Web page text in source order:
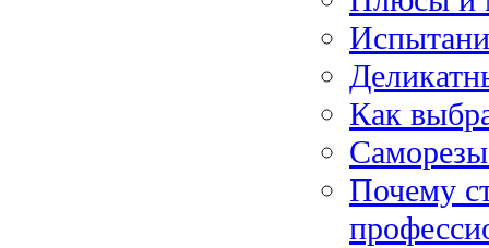
Как
Почему